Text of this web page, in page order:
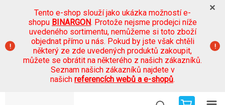
Tento e-shop slouží jako ukázka možností e-
shopu BINARGON. Protože nejsme prodejci níže
uvedeného sortimentu, nemůžeme si toto zboží
objednat přímo u nás. Pokud by jste však chtěli
některý ze zde uvedených produktů zakoupit,
můžete se obrátit na některého z našich zákazníků.
Seznam našich zákazníků najdete v
našich referencích webů a e-shopů.